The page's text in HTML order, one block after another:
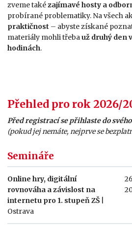
zveme takézajímavé hosty a
probírané problematiky. Na všech
praktičnost – abyste získané
materiály mohli třebauž druhý den
hodinách.
Přehled pro rok 2026/
Před registrací se přihlaste do
(pokud jej nemáte, nejprve se
Semináře
Online hry, digitální
rovnováha a závislost na
internetu pro 1. stupeň ZŠ
Ostrava